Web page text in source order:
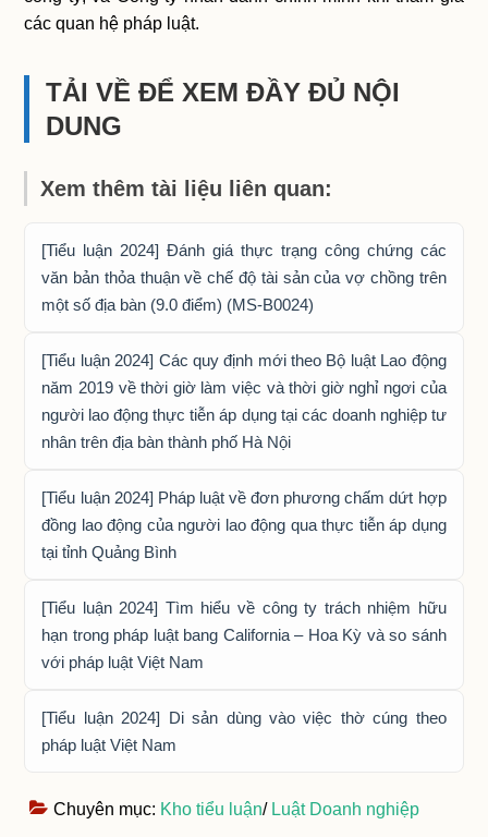
các quan hệ pháp luật.
TẢI VỀ ĐỂ XEM ĐẦY ĐỦ NỘI
DUNG
Xem thêm tài liệu liên quan:
[Tiểu luận 2024] Đánh giá thực trạng công chứng các
văn bản thỏa thuận về chế độ tài sản của vợ chồng trên
một số địa bàn (9.0 điểm) (MS-B0024)
[Tiểu luận 2024] Các quy định mới theo Bộ luật Lao động
năm 2019 về thời giờ làm việc và thời giờ nghỉ ngơi của
người lao động thực tiễn áp dụng tại các doanh nghiệp tư
nhân trên địa bàn thành phố Hà Nội
[Tiểu luận 2024] Pháp luật về đơn phương chấm dứt hợp
đồng lao động của người lao động qua thực tiễn áp dụng
tại tỉnh Quảng Bình
[Tiểu luận 2024] Tìm hiểu về công ty trách nhiệm hữu
hạn trong pháp luật bang California – Hoa Kỳ và so sánh
với pháp luật Việt Nam
[Tiểu luận 2024] Di sản dùng vào việc thờ cúng theo
pháp luật Việt Nam
Chuyên mục: Kho tiểu luận/ Luật Doanh nghiệp